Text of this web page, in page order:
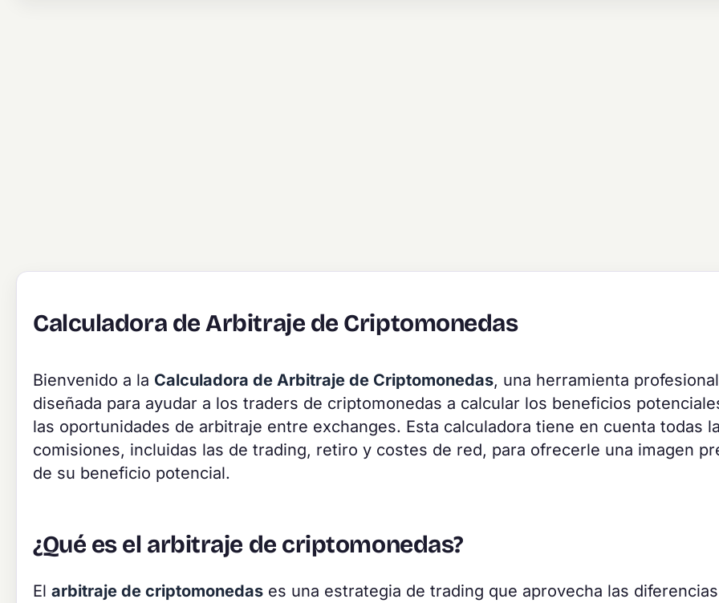
Calculadora de Arbitraje de Criptomonedas
Bienvenido a la Calculadora de Arbitraje de Criptomonedas, una herramienta profesional
diseñada para ayudar a los traders de criptomonedas a calcular los beneficios
las oportunidades de arbitraje entre exchanges. Esta calculadora tiene en cuenta todas
comisiones, incluidas las de trading, retiro y costes de red, para ofrecerle una imagen
de su beneficio potencial.
¿Qué es el arbitraje de criptomonedas?
El arbitraje de criptomonedas es una estrategia de trading que aprovecha las